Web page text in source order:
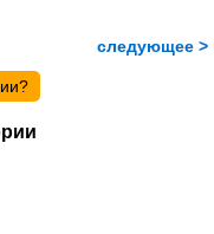
следующее >